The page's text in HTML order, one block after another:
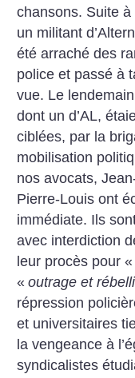
chansons. Suite
un militant
été arraché des
police et passé à
vue. Le
dont un d’AL,
ciblées, par la
mobilisation
nos avocats,
Pierre-Louis ont
immédiate. Ils
avec interdiction
leur procès pour «
« outrage et
répression
et universitaires
la vengeance à
syndicalistes